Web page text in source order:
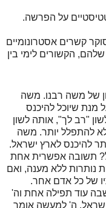
על הפרשה.
קשרים אסטרונומיים
הקשורים לימי בין
של משה רבנו. משה
שיוכל להיכנס
"רב לך", אותה לשון
להתפלל יותר. משה
להיכנס לארץ ישראל.
תשובה אפשרית אחת
נותרות ללא מענה, ואם
של כל אדם אחר.
עוד תפילה אחת וה'
ה' למעשה אומר